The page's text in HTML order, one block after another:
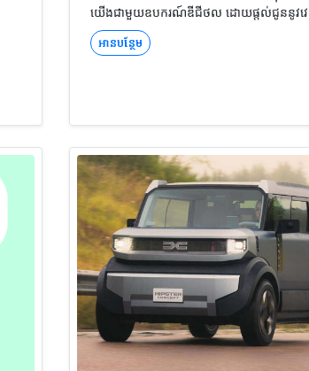
យើងជាមួយឧបករណ៍ឌីជីថល ដោយផ្តល់ជូននូវវេ
អានបន្ថែម